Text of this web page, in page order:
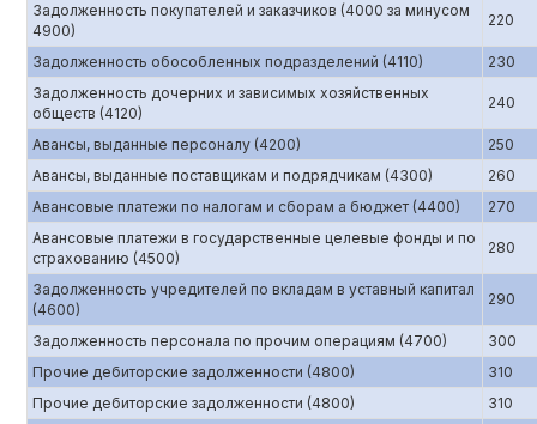
Задолженность покупателей и заказчиков (4000 за минусом
4900)
220
Задолженность обособленных подразделений (4110)
230
Задолженность дочерних и зависимых хозяйственных
обществ (4120)
240
Авансы, выданные персоналу (4200)
250
Авансы, выданные поставщикам и подрядчикам (4300)
260
Авансовые платежи по налогам и сборам а бюджет (4400)
270
Авансовые платежи в государственные целевые фонды и по
страхованию (4500)
280
Задолженность учредителей по вкладам в уставный капитал
(4600)
290
Задолженность персонала по прочим операциям (4700)
300
Прочие дебиторские задолженности (4800)
310
Прочие дебиторские задолженности (4800)
310